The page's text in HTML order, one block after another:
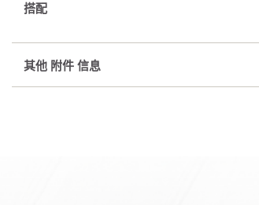
搭配
其他 附件 信息